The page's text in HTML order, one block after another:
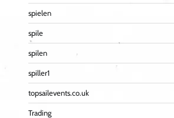
spielen
spile
spilen
spiller1
topsailevents.co.uk
Trading